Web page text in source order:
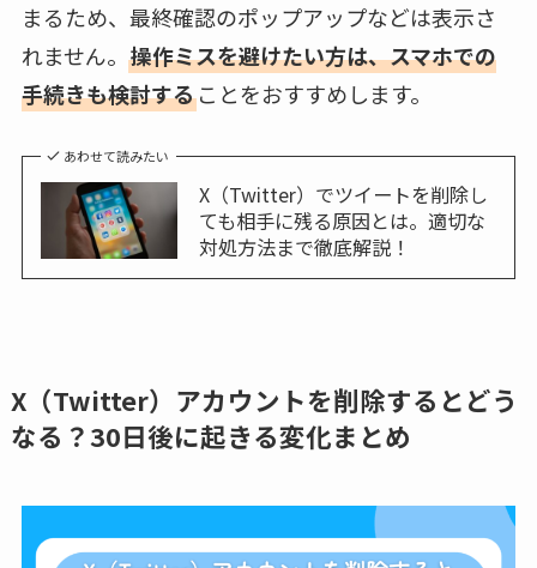
まるため、最終確認のポップアップなどは表示さ
れません。 操作ミスを避けたい方は、スマホでの
手続きも検討することをおすすめします。
あわせて読みたい
X（Twitter）でツイートを削除し
ても相手に残る原因とは。適切な
対処方法まで徹底解説！
X（Twitter）アカウントを削除するとどう
なる？30日後に起きる変化まとめ